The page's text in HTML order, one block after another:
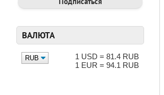
ВАЛЮТА
1 USD = 81.4 RUB
1 EUR = 94.1 RUB